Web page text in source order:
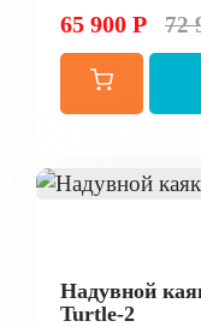
65 900 Р 72
Надувной
Turtle-2